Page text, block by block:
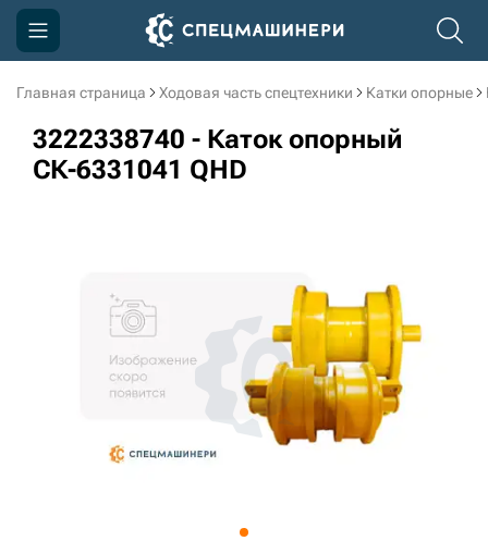
Главная страница Ходовая часть спецтехники Катки опорные
3222338740 - Каток опорный
СК-6331041 QHD
Компания
Акции
3D тур по производству
3D тур по складам
sksale@skdst.ru